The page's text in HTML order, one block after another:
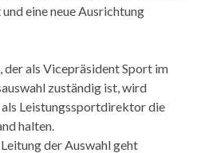
eine neue Ausrichtung
als Vicepräsident Sport im
zuständig ist, wird
Leistungssportdirektor die
halten.
der Auswahl geht